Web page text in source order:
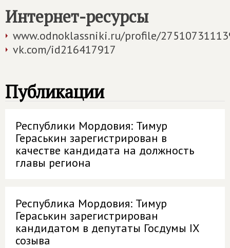
Интернет-ресурсы
www.odnoklassniki.ru/profile/
vk.com/id216417917
Публикации
Республики Мордовия: Тимур
Гераськин зарегистрирован в
качестве кандидата на должность
главы региона
Республика Мордовия: Тимур
Гераськин зарегистрирован
кандидатом в депутаты Госдумы IX
созыва